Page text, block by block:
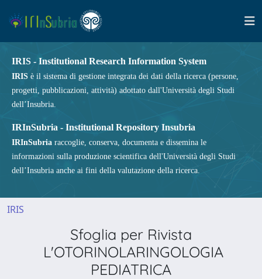
IRIS - Institutional Research Information System
IRIS è il sistema di gestione integrata dei dati della ricerca (persone,
progetti, pubblicazioni, attività) adottato dall'Università degli Studi
dell’Insubria.
IRInSubria - Institutional Repository Insubria
IRInSubria raccoglie, conserva, documenta e dissemina le
informazioni sulla produzione scientifica dell'Università degli Studi
dell’Insubria anche ai fini della valutazione della ricerca.
IRIS
Sfoglia per Rivista
L'OTORINOLARINGOLOGIA
PEDIATRICA